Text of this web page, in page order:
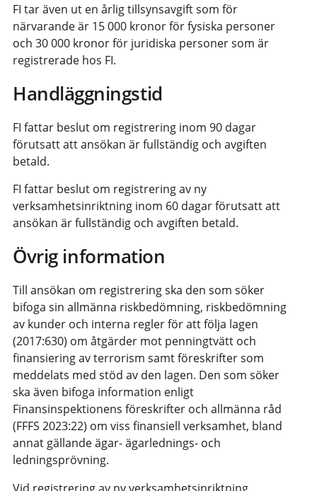
FI tar även ut en årlig tillsynsavgift som för
närvarande är 15 000 kronor för fysiska personer
och 30 000 kronor för juridiska personer som är
registrerade hos FI.
Handläggningstid
FI fattar beslut om registrering inom 90 dagar
förutsatt att ansökan är fullständig och avgiften
betald.
FI fattar beslut om registrering av ny
verksamhetsinriktning inom 60 dagar förutsatt att
ansökan är fullständig och avgiften betald.
Övrig information
Till ansökan om registrering ska den som söker
bifoga sin allmänna riskbedömning, riskbedömning
av kunder och interna regler för att följa lagen
(2017:630) om åtgärder mot penningtvätt och
finansiering av terrorism samt föreskrifter som
meddelats med stöd av den lagen. Den som söker
ska även bifoga information enligt
Finansinspektionens föreskrifter och allmänna råd
(FFFS 2023:22) om viss finansiell verksamhet, bland
annat gällande ägar- ägarlednings- och
ledningsprövning.